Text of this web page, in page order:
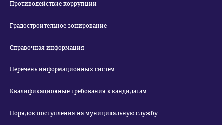
Противодействие коррупции
Градостроительное зонирование
Справочная информация
Перечень информационных систем
Квалификационные требования к кандидатам
Порядок поступления на муниципальную службу